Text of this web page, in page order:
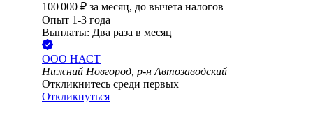
100 000 ₽ за месяц, до вычета налогов
Опыт 1-3 года
Выплаты: Два раза в месяц
ООО НАСТ
Нижний Новгород, р-н Автозаводский
Откликнитесь среди первых
Откликнуться